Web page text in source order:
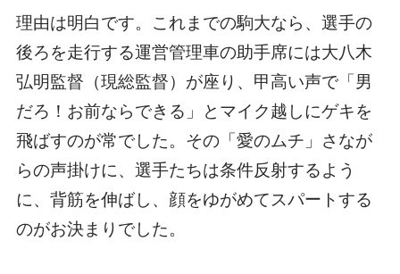
理由は明白です。これまでの駒大なら、選手の
後ろを走行する運営管理車の助手席には大八木
弘明監督（現総監督）が座り、甲高い声で「男
だろ！お前ならできる」とマイク越しにゲキを
飛ばすのが常でした。その「愛のムチ」さなが
らの声掛けに、選手たちは条件反射するよう
に、背筋を伸ばし、顔をゆがめてスパートする
のがお決まりでした。